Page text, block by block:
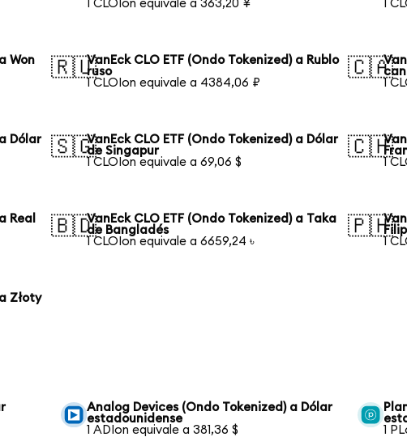
1 CLOIon equivale a 363,20 ¥
1
Won
🇷🇺VanEck CLO ETF (Ondo Tokenized) a Rublo
ruso
1 CLOIon equivale a 4384,06 ₽
🇨🇦
1
Dólar
🇸🇬VanEck CLO ETF (Ondo Tokenized) a Dólar
de Singapur
1 CLOIon equivale a 69,06 $
🇨🇭
1
Real
🇧🇩VanEck CLO ETF (Ondo Tokenized) a Taka
de Bangladés
1 CLOIon equivale a 6659,24 ৳
🇵🇭
1
Złoty
Analog Devices (Ondo Tokenized) a Dólar
estadounidense
1 ADIon equivale a 381,36 $
1